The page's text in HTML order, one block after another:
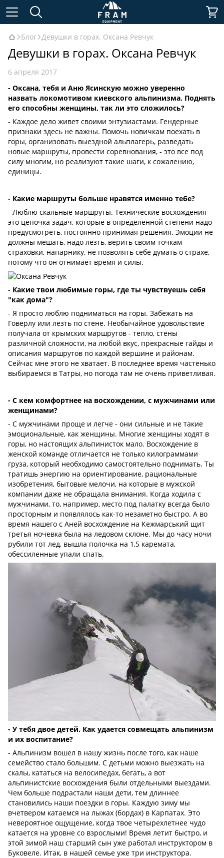
Блог Девушки в горах. Оксана Ревчук
Девушки в горах. Оксана Ревчук
6 апреля 2017
- Оксана, тебя и Аню Ясинскую можно уверенно
назвать локомотивом киевского альпинизма. Поднять
его способны женщины, так ли это сложилось?
- Каждое дело живет своими энтузиастами. Гендерные
признаки здесь не важны. Помочь новичкам поехать в
горы, организовать выездной альплагерь, разведать
новые маршруты, провести соревнования, - это все под
силу многим, но реализуют такие шаги, к сожалению,
единицы.
- Какие маршруты больше нравятся именно тебе?
- Люблю скальные маршруты. Технические восхождения -
это цепочка задач, которые в определенной степени надо
предусмотреть, постоянно принимая решения. Эмоции не
должны мешать, надо лезть, верить своим точкам
страховки, напарнику, не позволять себе думать о страхе,
потому что он отнимает время и силы.
- Какие твои любимые горы, где ты чувствуешь себя
"как дома"?
- Я просто люблю подниматься на горы. Забежать на
Говерлу или лезть по стене. Необычайное удовольствие
получала от крымских маршрутов - тепло, стены
различной сложности, на любой вкус, прекрасные гайды и
описания маршрутов по каждой вершине и районам.
Сейчас мне этого не хватает. В последнее время частенько
выбираемся в Татры, но погода там не очень приветливая.
- С кем комфортнее на восхождении, с мужчинами или
женщинами?
- С мужчинами проще и легче - они сильные и не такие
эмоциональные, как женщины. Многие женщины ходят в
горы, но настоящих альпинисток мало. Восхождение в
женской команде отличается не только килограммами
груза, который необходимо самостоятельно поднимать. Ты
тратишь энергию на ориентирование, рациональные
изобретения, бытовые мелочи, на которые в мужской
компании даже не обращала внимания. Когда ходила с
мужчинами, то, например, место под палатку всегда было
просторным и появлялось как-то незаметно быстро. А во
время нашего с Аней восхождение на Кежмарський щит
третья ночевка была на ледовом склоне. Мы до часу ночи
рубили тот лед, вышла полочка на 1,5 каремата,
обессиленные упали спать.
- У тебя двое детей. Как удается совмещать альпинизм
и их воспитание?
- Альпинизм вошел в нашу жизнь после того, как наше
семейство стало большим. С детьми можно выезжать на
скалы, кататься на велосипедах, бегать, а вот
альпинистские восхождения были отдельными выездами.
Чем больше подрастали наши дети, тем длиннее
становились наши поездки в горы. Каждую зиму мы
вчетвером катаемся на лыжах (бордах) в Карпатах. Это
невероятное ощущение, когда твое четырехлетнее чудо
катается на уровне со взрослыми! Время летит быстро, и
этой зимой наш старший сын уже работал инструктором в
Буковеле. Итак, в нашей семье уже три инструктора.